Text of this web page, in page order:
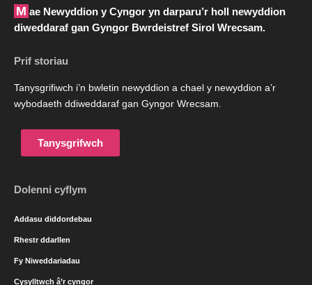
Mae Newyddion y Cyngor yn darparu’r holl newyddion
diweddaraf gan Gyngor Bwrdeistref Sirol Wrecsam.
Prif storiau
Tanysgrifiwch i’n bwletin newyddion a chael y newyddion a’r
wybodaeth ddiweddaraf gan Gyngor Wrecsam.
Tanysgrifwch
Dolenni cyflym
Addasu diddordebau
Rhestr ddarllen
Fy Niweddariadau
Cysylltwch â’r cyngor